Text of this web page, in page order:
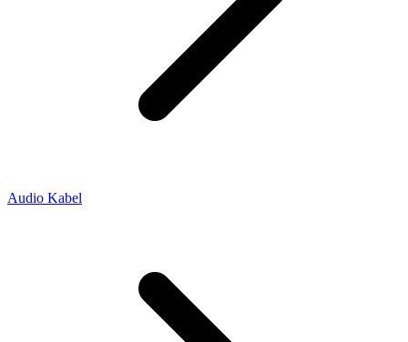
Audio Kabel